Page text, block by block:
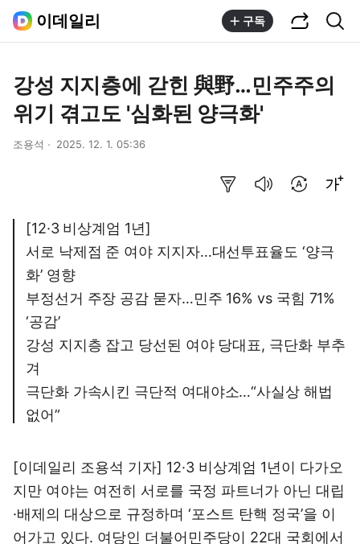
이데일리 구독
강성 지지층에 갇힌 與野…민주주의
위기 겪고도 '심화된 양극화'
조용석 2025. 12. 1. 05:36
[12·3 비상계엄 1년]
서로 낙제점 준 여야 지지자…대선투표율도 ‘양극
화’ 영향
부정선거 주장 공감 묻자…민주 16% vs 국힘 71%
‘공감’
강성 지지층 잡고 당선된 여야 당대표, 극단화 부추
겨
극단화 가속시킨 극단적 여대야소…“사실상 해법
없어”
[이데일리 조용석 기자] 12·3 비상계엄 1년이 다가오
지만 여야는 여전히 서로를 국정 파트너가 아닌 대립
·배제의 대상으로 규정하며 ‘포스트 탄핵 정국’을 이
어가고 있다. 여당인 더불어민주당이 22대 국회에서